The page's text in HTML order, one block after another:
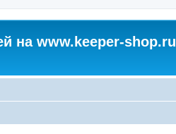
на www.keeper-shop.ru